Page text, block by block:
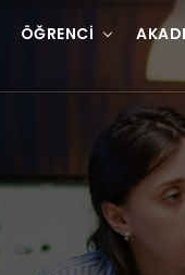
ÖĞRENCI